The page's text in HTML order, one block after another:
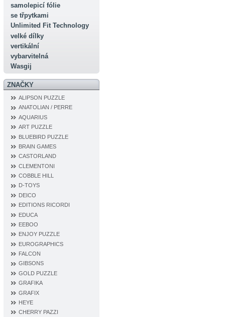
samolepicí fólie
se třpytkami
Unlimited Fit Technology
velké dílky
vertikální
vybarvitelná
Wasgij
ZNAČKY
ALIPSON PUZZLE
ANATOLIAN / PERRE
AQUARIUS
ART PUZZLE
BLUEBIRD PUZZLE
BRAIN GAMES
CASTORLAND
CLEMENTONI
COBBLE HILL
D‐TOYS
DEICO
EDITIONS RICORDI
EDUCA
EEBOO
ENJOY PUZZLE
EUROGRAPHICS
FALCON
GIBSONS
GOLD PUZZLE
GRAFIKA
GRAFIX
HEYE
CHERRY PAZZI